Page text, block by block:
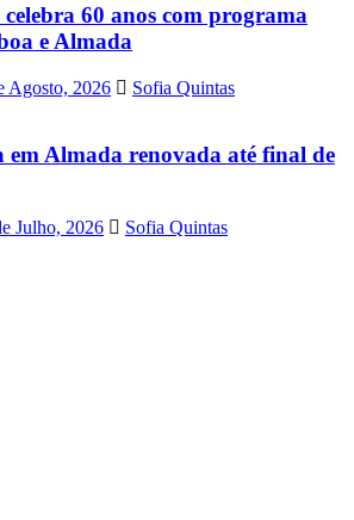
60 anos com programa
e Almada
Agosto, 2026
Sofia Quintas
em Almada renovada até final de
Julho, 2026
Sofia Quintas